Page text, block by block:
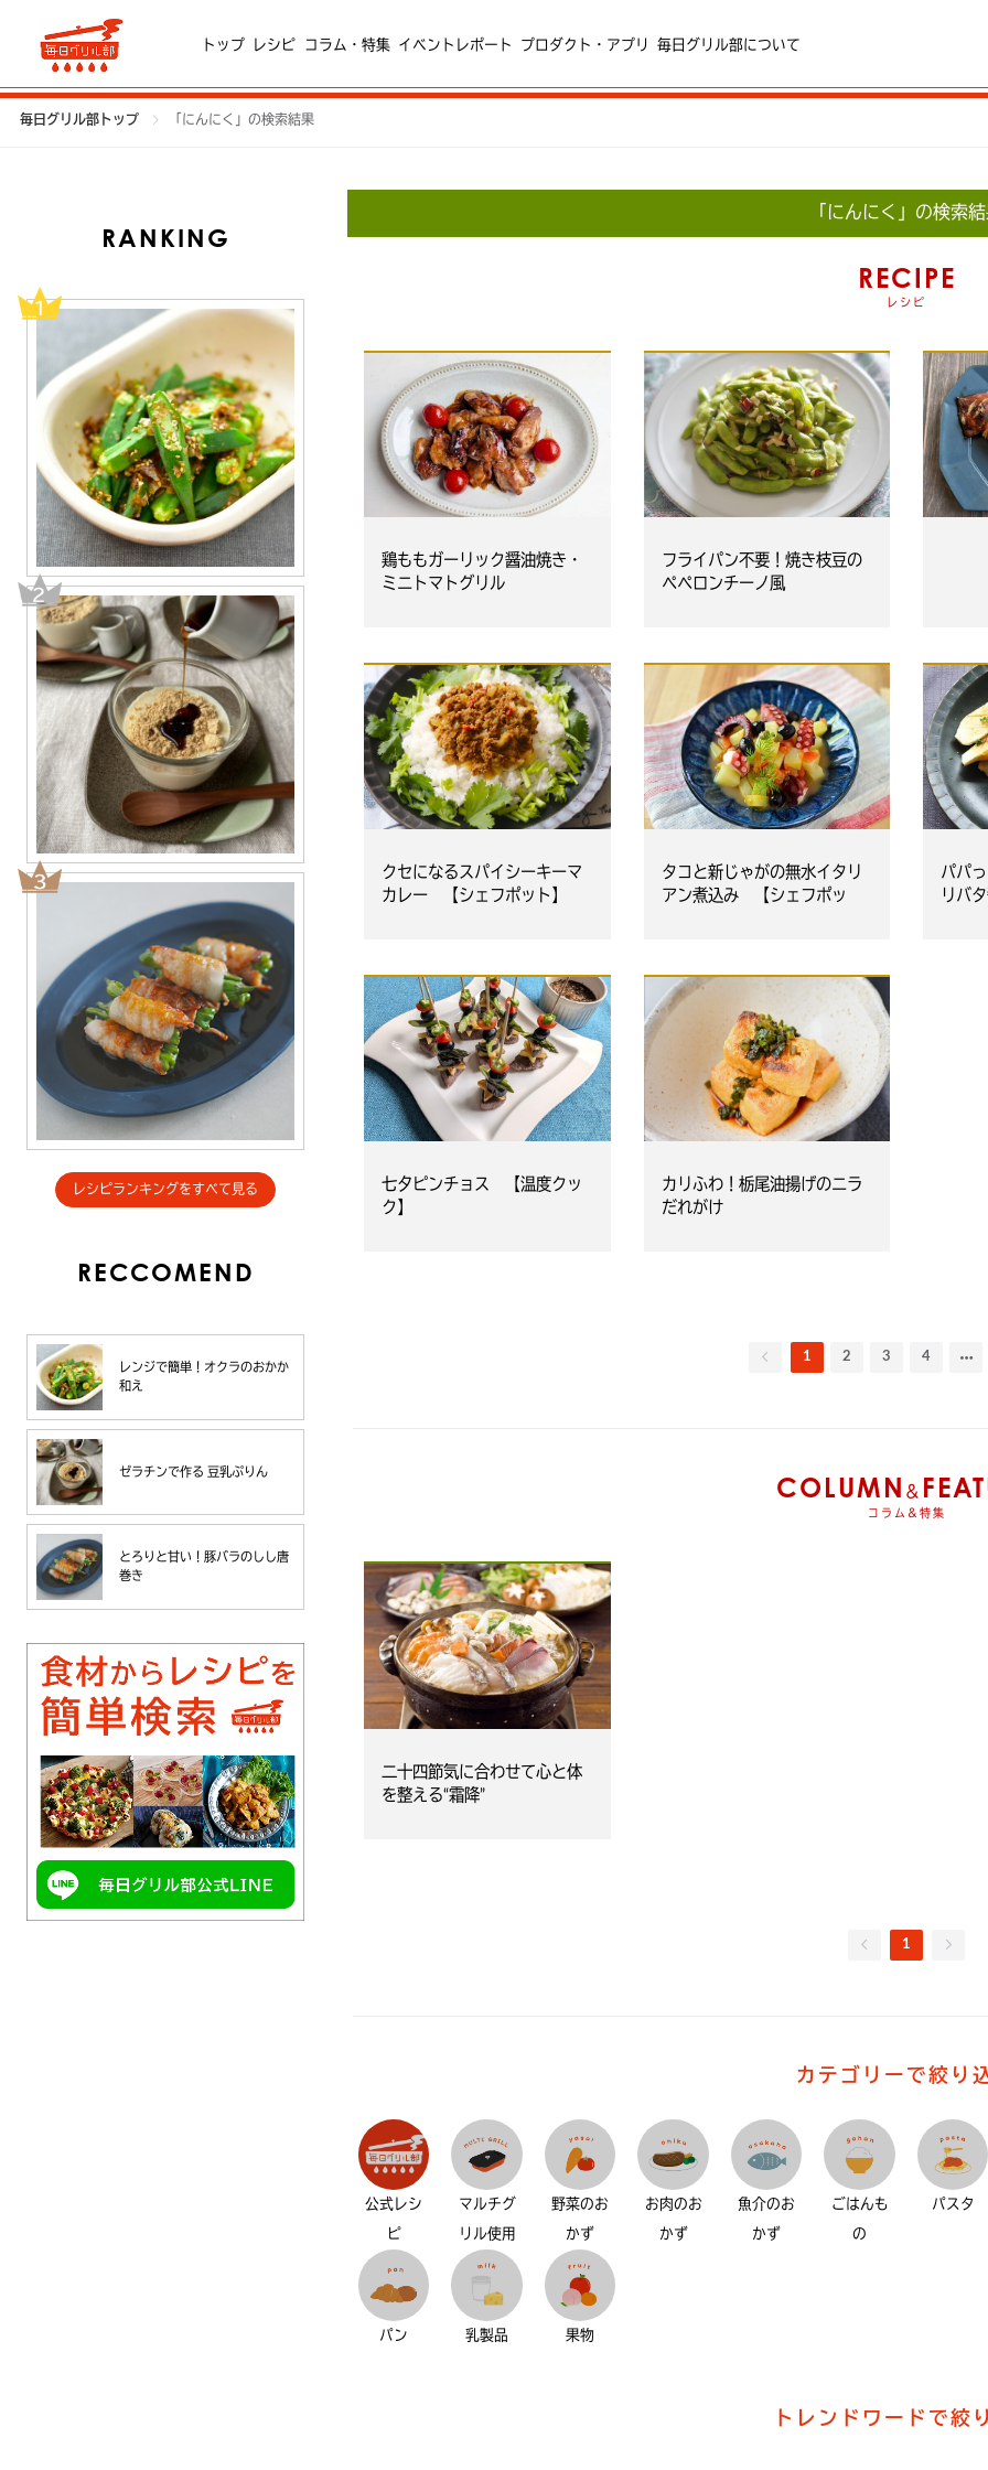
トップ レシピ コラム・特集 イベントレポート プロダクト・アプリ 毎日グリル部について
毎日グリル部トップ 「にんにく」の検索結果
RANKING
レシピランキングをすべて見る
RECCOMEND
レンジで簡単！オクラのおかか
和え
ゼラチンで作る 豆乳ぷりん
とろりと甘い！豚バラのしし唐
巻き
「にんにく」の検索
RECIPE
レシピ
鶏ももガーリック醤油焼き・
ミニトマトグリル
フライパン不要！焼き枝豆の
ペペロンチーノ風
クセになるスパイシーキーマ
カレー 【シェフポット】
タコと新じゃがの無水イタリ
アン煮込み 【シェフポッ
パパ
リバ
七夕ピンチョス 【温度クッ
ク】
カリふわ！栃尾油揚げのニラ
だれがけ
1 2 3 4
COLUMN &
コラム&特集
二十四節気に合わせて心と体
を整える“霜降”
1
カテゴリーで絞り
公式レシ
ピ
マルチグ
リル使用
野菜のお
かず
お肉のお
かず
魚介のお
かず
ごはんも
の
パスタ
パン 乳製品 果物
トレンドワードで絞